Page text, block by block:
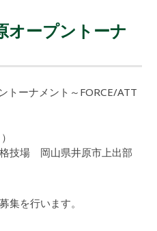
オープントーナ
トーナメント～FORCE/ATT
技場 岡山県井原市上出部
集を行います。